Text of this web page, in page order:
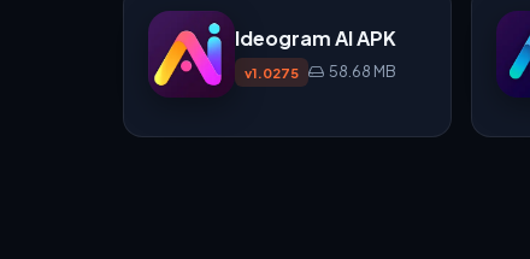
Ideogram AI APK
v1.0275 58.68 MB